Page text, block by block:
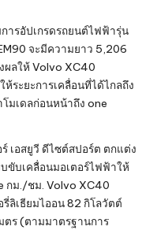
ารอัปเกรดรถยนต์ไฟฟ้ารุ่น
จะมีความยาว 5,206
ผลให้ Volvo XC40
ระยะการเคลื่อนที่ได้ไกลถึง
มเดลก่อนหน้าถึง one
เอสยูวี ดีไซต์สปอร์ต ตกแต่ง
ขับเคลื่อนมอเตอร์ไฟฟ้าให้
กม./ชม. Volvo XC40
ลิเธียมไออน 82 กิโลวัตต์
ตร (ตามมาตรฐานการ